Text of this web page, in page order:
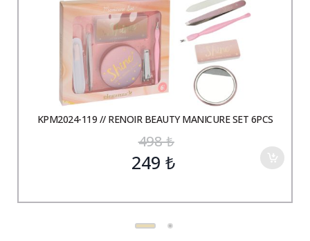
KPM2024-119 // RENOIR BEAUTY MANICURE SET 6PCS
498₺
249 ₺